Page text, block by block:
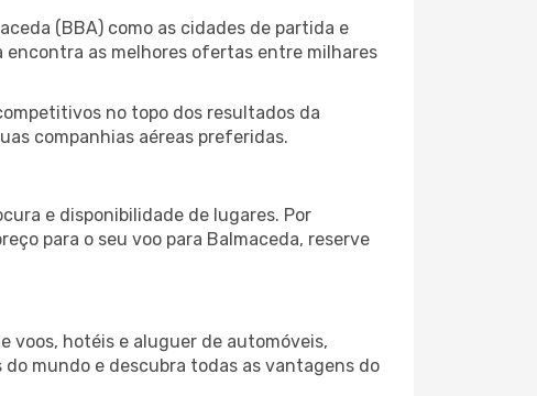
(BBA) como as cidades de partida e
encontra as melhores ofertas entre milhares
no topo dos resultados da
companhias aéreas preferidas.
e disponibilidade de lugares. Por
para o seu voo para Balmaceda, reserve
voos, hotéis e aluguer de automóveis,
mundo e descubra todas as vantagens do